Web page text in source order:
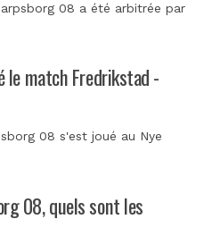
08 a été arbitrée par
le match Fredrikstad -
08 s'est joué au Nye
08, quels sont les